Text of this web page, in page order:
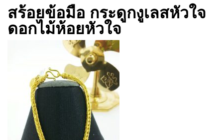
สร้อยข้อมือ กระดูกงูเลสหัวใจ
ดอกไม้ห้อยหัวใจ